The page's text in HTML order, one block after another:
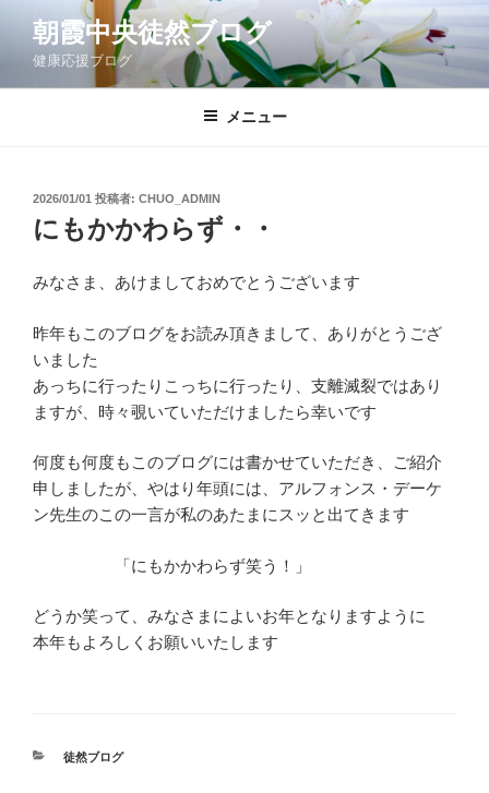
ン
朝霞中央徒然ブログ
健康応援ブログ
メニュー
投
稿
日:
2026/01/01 投稿者: CHUO_ADMIN
にもかかわらず・・
みなさま、あけましておめでとうございます
昨年もこのブログをお読み頂きまして、ありがとうござ
いました
あっちに行ったりこっちに行ったり、支離滅裂ではあり
ますが、時々覗いていただけましたら幸いです
何度も何度もこのブログには書かせていただき、ご紹介
申しましたが、やはり年頭には、アルフォンス・デーケ
ン先生のこの一言が私のあたまにスッと出てきます
「にもかかわらず笑う！」
どうか笑って、みなさまによいお年となりますように
本年もよろしくお願いいたします
カ
徒然ブログ